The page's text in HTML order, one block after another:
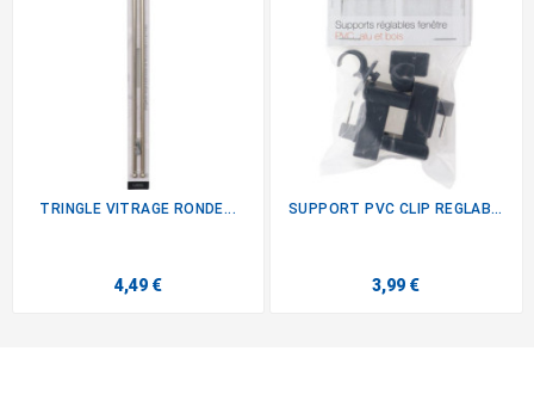
TRINGLE VITRAGE RONDE...
4,49 €
SUPPORT PVC CLIP REGLABLE...
3,99 €